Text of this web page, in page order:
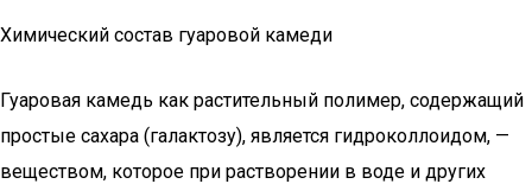
Химический состав гуаровой камеди
Гуаровая камедь как растительный полимер, содержащий
простые сахара (галактозу), является гидроколлоидом, —
веществом, которое при растворении в воде и других